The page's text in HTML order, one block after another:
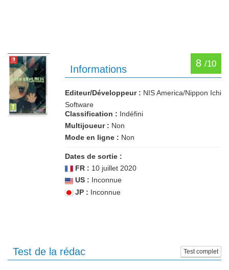
8 /10
Informations
Editeur/Développeur : NIS America/Nippon Ichi
Software
Classification : Indéfini
Multijoueur : Non
Mode en ligne : Non
Dates de sortie :
FR : 10 juillet 2020
US : Inconnue
JP : Inconnue
Test complet
Test de la rédac